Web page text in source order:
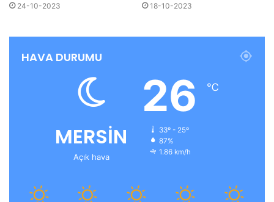
24-10-2023 18-10-2023
HAVA DURUMU
MERSİN
Açık hava
26 ℃
33º - 25º
87%
1.86 km/h